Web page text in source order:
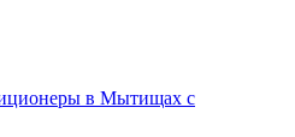
в Мытищах с